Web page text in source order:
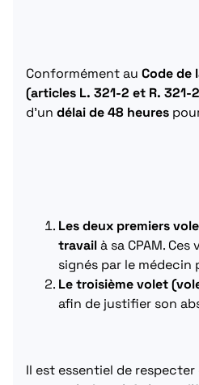
Conformément au Code de
(articles L. 321-2 et R. 321-
d’un délai de 48 heures
Les deux premiers
travailà sa CPAM.
signés par le médecin
Le troisième volet
afin de justifier son
Il est essentiel de